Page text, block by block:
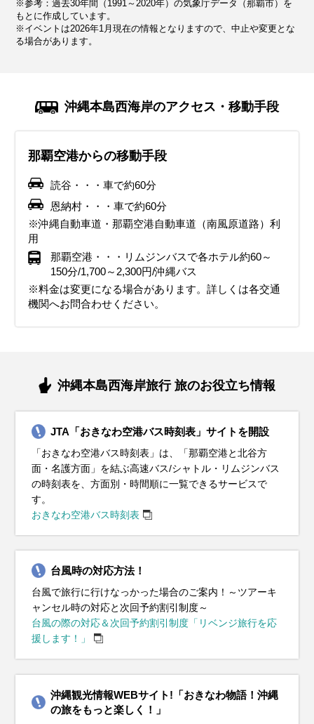
22.5℃ 119.1mm
気候・服装
11月の沖縄は秋が深まり、平均気温は約23℃と快適な日が多
軽めのジャケットやストールを持参しておくと便利です。こ
の時期は湿度が下がり、過ごしやすい日が増えますが、海辺
では風が強い日もあるため、風を防ぐ素材のアウターが役立
ちます。観光地を巡る際には、動きやすいスニーカーや防滑
性のある靴を選ぶと安心です。
イベント・観光
イルミネーションシーズン・石垣島まつり・壺屋やむちん通り祭
り・離島フェア・沖縄国際カーニバル
19.0℃ 110.0mm
気候・服装
12月の沖縄は冬を迎えますが、平均気温は約20℃で、日本本
朝晩は15℃前後まで冷え込むこともあるため、防寒対策を意
識しましょう。観光地巡りでは動きやすいスニーカーが最適
で、海風の強い場所を訪れる場合は風を通しにくい素材の服
がおすすめです。また、クリスマスイルミネーションや年末
イベントが盛り上がる時期なので、華やかな服装を取り入れ
ると気分が高まります。温暖な沖縄の冬を快適な服装で満喫
してください。
イベント・観光
イルミネーションシーズン・星空観測・NAHAマラソン・読谷山
焼陶器市
17.3℃ 101.6mm
気候・服装
1月の沖縄は冬にあたりますが、平均気温は約17℃と日本本
ジャケットやウィンドブレーカーを用意しておくと安心で
す。風が強い日もあるため、風を通しにくい素材の服が便利
です。また、観光には歩きやすいスニーカーを選び、防水性
があるものを準備しておくと、突然の雨にも対応できます。
沖縄特有の温暖な気候を活かした服装を選びましょう。
イベント・観光
ホエールウォッチング・石垣島マラソン・宮古島100kmワイドー
マラソン・桜まつり（各地）・琉球ランタンフェスティバル・イ
ルミネーションシーズン・星空観測・タンカン（旬）
17.5℃ 114.5mm
気候・服装
2月の沖縄も引き続き穏やかな冬の気候が続きます。平均気
ールを持参すると便利です。観光地では屋外を歩く時間が長
くなることがあるため、動きやすい服装と防風対策が重要で
す。また、雨の日もあるので、折りたたみ傘やレインシュー
ズを用意しておくと安心です。沖縄ならではの自然や文化を
楽しむために、軽やかで機能的な服装を心がけましょう。
イベント・観光
ホエールウォッチング・桜まつり（各地）・プロ野球春季キャン
プ・琉球ランタンフェスティバル・イルミネーションシーズン・
星空観測・タンカン（旬）
19.1℃ 142.8mm
気候・服装
3月の沖縄は春の訪れを感じる時期で、平均気温は20℃近く
です。朝晩は少し冷えることもあるので、重ね着で調整でき
る服装が快適です。観光地やアクティビティでは、軽量で通
気性の良いスニーカーが役立ちます。また、沖縄特有の湿気
が増してくるため、速乾性のある素材の服を選ぶと快適に過
ごせます。春らしい明るい色の服装で、観光をより楽しく演
出しましょう。
イベント・観光
海開き・クリーンアップウォーク久米島・琉球ランタンフェステ
ィバル・イルミネーションシーズン・星空観測・東村つつじ祭
り・東村つつじマラソン大会・タンカン（旬）
21.5℃ 161.0mm
気候・服装
4月の沖縄は春本番で、平均気温は22℃前後と過ごしやすい
ため、薄手のカーディガンやジャケットを持ち歩くと便利で
す。海辺を訪れる場合は、風が冷たく感じられることもある
ので、風を防ぐ上着を準備してください。紫外線対策とし
て、帽子やサングラスを活用し、日焼け止めも忘れずに持参
しましょう。動きやすく爽やかな服装で、春の沖縄を存分に
楽しみましょう。
イベント・観光
海開き・琉球海炎祭・星空観測・島ぜんぶでおーきな祭（沖縄国
際映画祭）・伊江島ゆり祭り・石垣島トライアスロン・宮古島ト
ライアスロン
24.2℃ 245.3mm
気候・服装
5月の沖縄は初夏を迎え、平均気温は25℃を超える日もあり
め、薄手のカーディガンやシャツを携帯しておくと便利で
す。湿度が高くなり始めるため、通気性の良い素材の服を選
ぶことがポイントです。5月は紫外線が強くなるため、帽子
やサングラス、日焼け止めでしっかりと紫外線対策をしまし
ょう。観光地やアクティビティを思い切り楽しむために、機
能的で快適な服装を心がけましょう。
イベント・観光
海水浴シーズン・那覇ハーリー
27.2℃ 284.4mm
気候・服装
6月の沖縄は梅雨の時期にあたり、湿度が高く、雨の日が多
す。軽量で速乾性のある素材の服を選び、湿気にも対応でき
るスタイルがおすすめです。折りたたみ傘やレインコートを
持参し、防水性のあるスニーカーやサンダルを用意しましょ
う。また、エアコンが効いている室内では肌寒く感じること
があるため、薄手のカーディガンやストールを携帯すると便
利です。梅雨の湿気を乗り切るために、涼しく動きやすい服
装で快適な旅行を楽しみましょう。
イベント・観光
海水浴シーズン・糸満ハーレー・マンゴー（旬）・パイナップル
（旬）
29.1℃ 188.1mm
気候・服装
7月の沖縄は梅雨が明け、夏本番の暑さを迎えます。平均気
スリーブシャツ、ショートパンツやスカートを選び、涼しく
快適な服装を心がけましょう。帽子やサングラス、日焼け止
めを必ず用意し、特にビーチを訪れる際はラッシュガードを
着用すると便利です。また、長時間外を歩く場合は、通気性
の良いスニーカーやサンダルで足元をしっかりサポートしま
しょう。こまめな水分補給と暑さ対策を忘れずに、夏の沖縄
を思い切り楽しんでください。
イベント・観光
海水浴シーズン・夏祭り（各地）・マンゴー（旬）・パイナップ
ル（旬）
※参考：過去30年間（1991～2020年）の気象庁データ（那覇市）を
もとに作成しています。
※イベントは2026年1月現在の情報となりますので、中止や変更とな
る場合があります。
沖縄本島西海岸のアクセス・移動手段
那覇空港からの移動手段
読谷・・・車で約60分
恩納村・・・車で約60分
※沖縄自動車道・那覇空港自動車道（南風原道路）利
用
那覇空港・・・リムジンバスで各ホテル約60～
150分/1,700～2,300円/沖縄バス
※料金は変更になる場合があります。詳しくは各交通
機関へお問合わせください。
沖縄本島西海岸旅行 旅のお役立ち情報
JTA「おきなわ空港バス時刻表」サイトを開設
「おきなわ空港バス時刻表」は、「那覇空港と北谷方
面・名護方面」を結ぶ高速バス/シャトル・リムジンバス
の時刻表を、方面別・時間順に一覧できるサービスで
す。
おきなわ空港バス時刻表
台風時の対応方法！
台風で旅行に行けなっかった場合のご案内！～ツアーキ
ャンセル時の対応と次回予約割引制度～
台風の際の対応＆次回予約割引制度「リベンジ旅行を応
援します！」
沖縄観光情報WEBサイト!「おきなわ物語！沖縄
の旅をもっと楽しく！」